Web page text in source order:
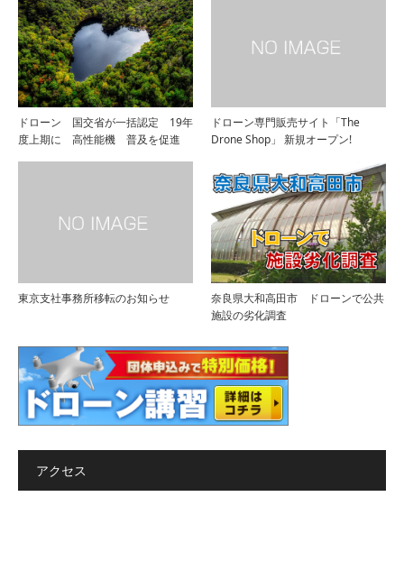
ドローン 国交省が一括認定 19年
度上期に 高性能機 普及を促進
ドローン専門販売サイト「The
Drone Shop」 新規オープン!
東京支社事務所移転のお知らせ
奈良県大和高田市 ドローンで公共
施設の劣化調査
アクセス